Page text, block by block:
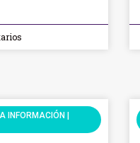
INFORMACIÓN |